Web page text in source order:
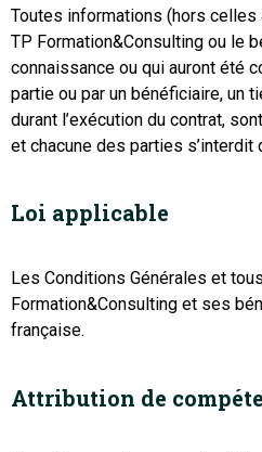
Toutes informations (hors
TP Formation&Consulting ou le
connaissance ou qui auront été
partie ou par un bénéficiaire, un
durant l’exécution du contrat,
et chacune des parties s’interdit
Loi applicable
Les Conditions Générales et
Formation&Consulting et ses
française.
Attribution de